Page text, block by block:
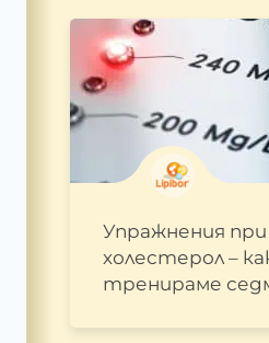
Упражнения при
холестерол –
тренираме